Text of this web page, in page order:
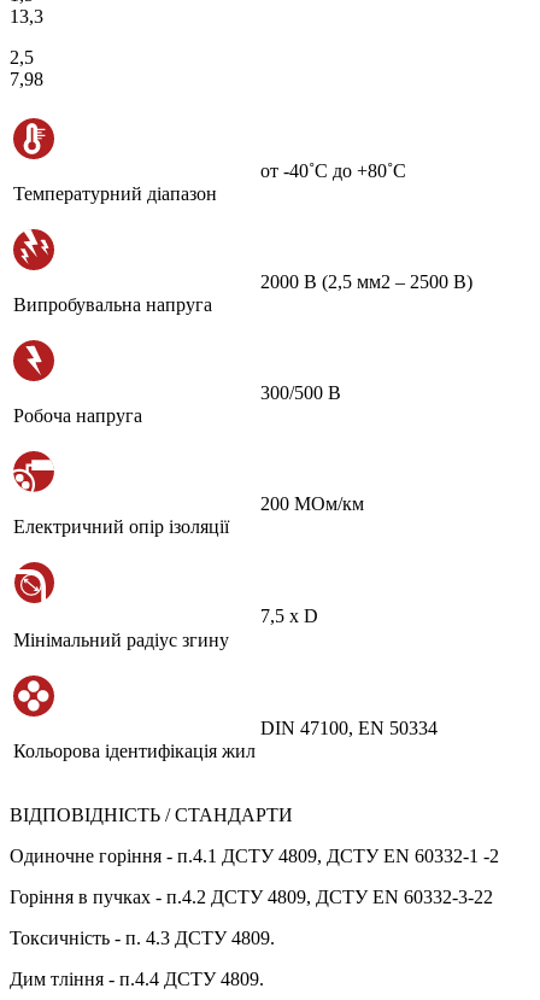
13,3
2,5
7,98
Температурний діапазон
от -40˚С до +80˚С
Випробувальна напруга
2000 В (2,5 мм2 – 2500 В)
Робоча напруга
300/500 В
Електричний опір ізоляції
200 МОм/км
Мінімальний радіус згину
7,5 х D
Кольорова ідентифікація жил
DIN 47100, EN 50334
ВІДПОВІДНІСТЬ / СТАНДАРТИ
Одиночне горіння - п.4.1 ДСТУ 4809, ДСТУ EN 60332-1 -2
Горіння в пучках - п.4.2 ДСТУ 4809, ДСТУ EN 60332-3-22
Токсичність - п. 4.3 ДСТУ 4809.
Дим тління - п.4.4 ДСТУ 4809.